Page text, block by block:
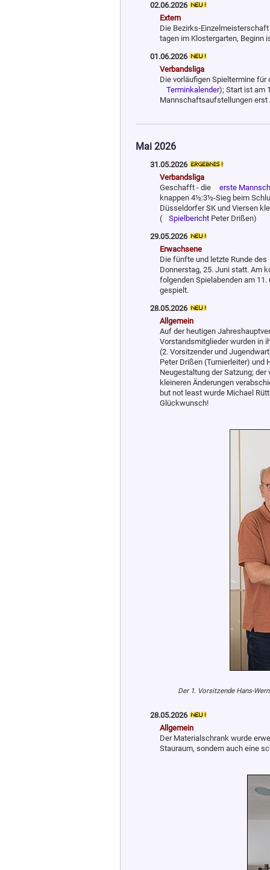
02.06.2026
Extern
Die Bezirks-
tagen im Klostergarten, Beginn
01.06.2026
Verbandsliga
Die vorläufigen Spieltermine
Terminkalender); Start ist am
Mann­schafts­auf­stell­ungen erst
Mai 2026
31.05.2026
Verbandsliga
Geschafft - die
erste
knappen 4½:3½-Sieg beim
Düsseldorfer SK und Viersen
(
Spielbericht Peter Drißen)
29.05.2026
Erwachsene
Die fünfte und letzte Runde des
Donnerstag, 25. Juni statt. Am
folgenden Spielabenden am
gespielt.
28.05.2026
Allgemein
Auf der heutigen
Vorstandsmitglieder wurden in
(2. Vorsitzender und
Peter Drißen (Turnierleiter) und
Neugestaltung der Satzung;
kleineren Änderungen
but not least wurde Michael
Glückwunsch!
Der 1. Vorsitzende Hans-
28.05.2026
Allgemein
Der Materialschrank wurde
Stauraum, sondern auch eine